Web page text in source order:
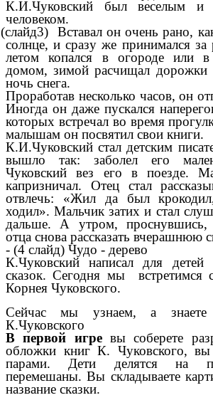
К.И.Чуковский был веселым и
человеком.
Вставал он очень рано,
солнце, и сразу же принимался за
летом копался в огороде или в
домом, зимой расчищал дорожки
ночь снега.
Проработав несколько часов, он
Иногда он даже пускался
которых встречал во время
малышам он посвятил свои книги.
К.И.Чуковский стал детским
вышло так: заболел его
Чуковский вез его в поезде.
капризничал. Отец стал
отвлечь: «Жил да был
ходил». Мальчик затих и стал
дальше. А утром, проснувшись,
отца снова рассказать вчерашнюю
- (4 слайд) Чудо - дерево
К.Чуковский написал для
сказок. Сегодня мы встретимся
Корнея Чуковского.
Сейчас мы узнаем, а
К.Чуковского
В первой игревы соберете
обложки книг К. Чуковского, вы
парами. Дети делятся на
перемешаны. Вы складываете
название сказки.